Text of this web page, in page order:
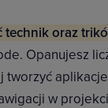
technik oraz
Opanujesz
tworzyć
w